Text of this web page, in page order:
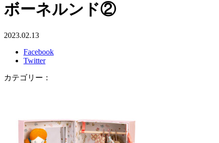
ボーネルンド②
2023.02.13
Facebook
Twitter
カテゴリー：